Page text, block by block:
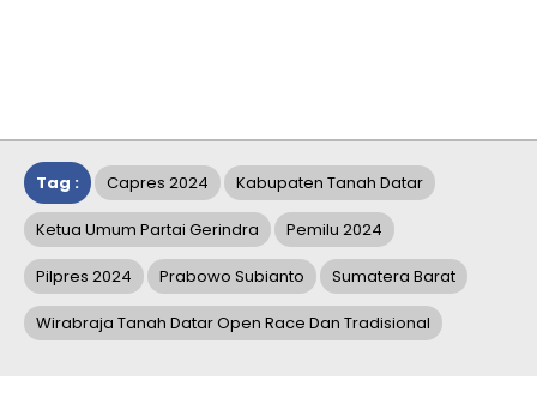
Tag : Capres 2024 Kabupaten Tanah Datar
Ketua Umum Partai Gerindra Pemilu 2024
Pilpres 2024 Prabowo Subianto Sumatera Barat
Wirabraja Tanah Datar Open Race Dan Tradisional